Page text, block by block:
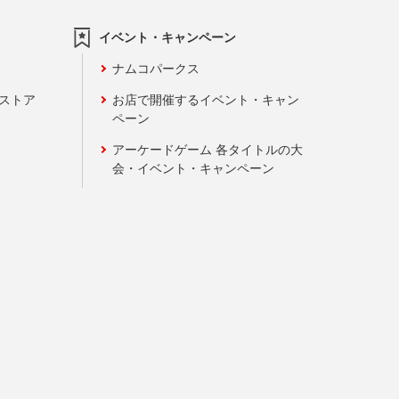
トア
イベント・キャンペーン
ナムコパークス
お店で開催するイベント・キャン
ペーン
アーケードゲーム 各タイトルの大
会・イベント・キャンペーン